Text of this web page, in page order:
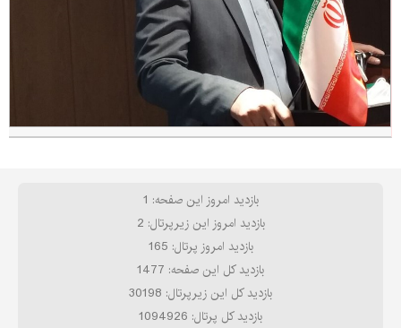
بازدید امروز این صفحه: 1
بازدید امروز این زیرپرتال: 2
بازدید امروز پرتال: 165
بازدید کل این صفحه: 1477
بازدید کل این زیرپرتال: 30198
بازدید کل پرتال: 1094926